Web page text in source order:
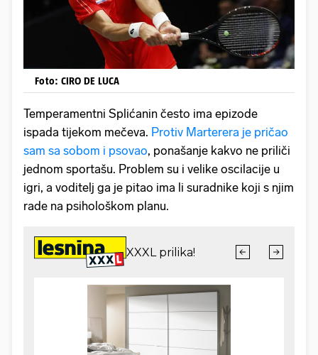
Foto: CIRO DE LUCA
Temperamentni Splićanin često ima epizode
ispada tijekom mečeva. Protiv Marterera je pričao
sam sa sobom i psovao, ponašanje kakvo ne priliči
jednom sportašu. Problem su i velike oscilacije u
igri, a voditelj ga je pitao ima li suradnike koji s njim
rade na psihološkom planu.